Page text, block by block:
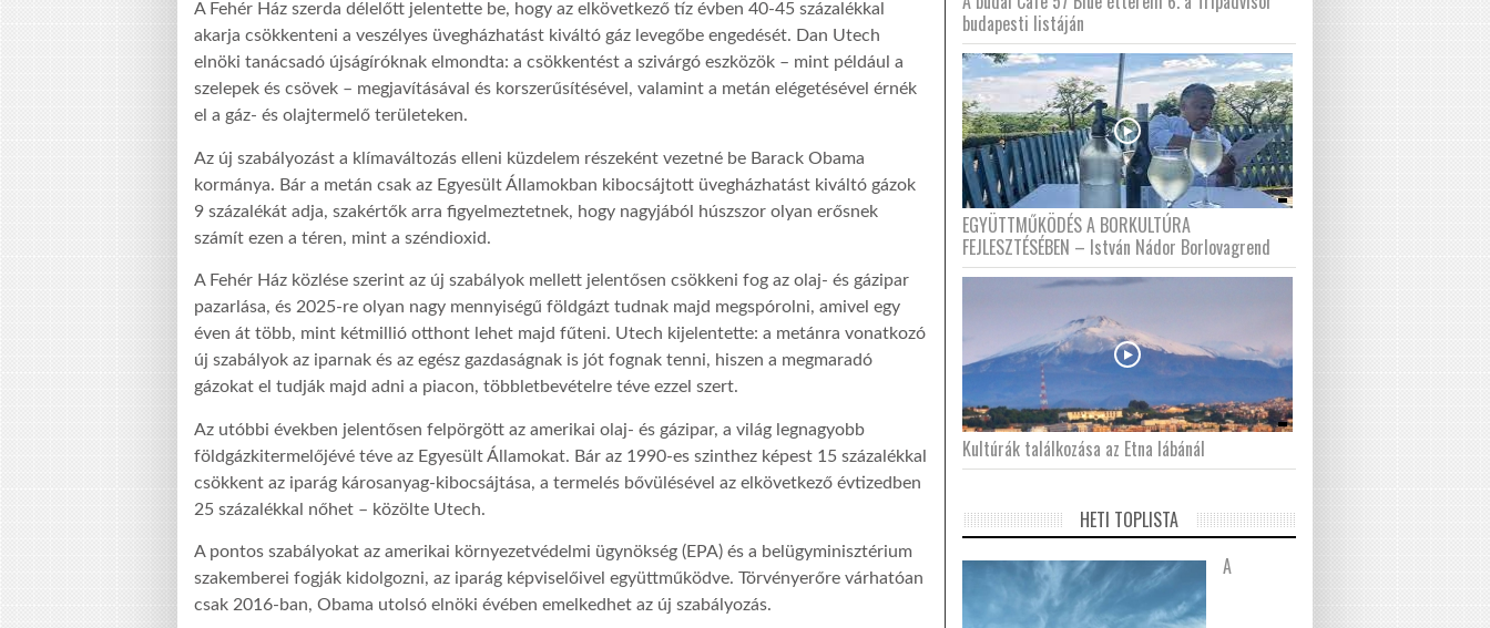
A Fehér Ház szerda délelőtt jelentette be, hogy az elkövetkező tíz évben 40-45 százalékkal
akarja csökkenteni a veszélyes üvegházhatást kiváltó gáz levegőbe engedését. Dan Utech
elnöki tanácsadó újságíróknak elmondta: a csökkentést a szivárgó eszközök – mint például a
szelepek és csövek – megjavításával és korszerűsítésével, valamint a metán elégetésével érnék
el a gáz- és olajtermelő területeken.
Az új szabályozást a klímaváltozás elleni küzdelem részeként vezetné be Barack Obama
kormánya. Bár a metán csak az Egyesült Államokban kibocsájtott üvegházhatást kiváltó gázok
9 százalékát adja, szakértők arra figyelmeztetnek, hogy nagyjából húszszor olyan erősnek
számít ezen a téren, mint a széndioxid.
A Fehér Ház közlése szerint az új szabályok mellett jelentősen csökkeni fog az olaj- és gázipar
pazarlása, és 2025-re olyan nagy mennyiségű földgázt tudnak majd megspórolni, amivel egy
éven át több, mint kétmillió otthont lehet majd fűteni. Utech kijelentette: a metánra vonatkozó
új szabályok az iparnak és az egész gazdaságnak is jót fognak tenni, hiszen a megmaradó
gázokat el tudják majd adni a piacon, többletbevételre téve ezzel szert.
Az utóbbi években jelentősen felpörgött az amerikai olaj- és gázipar, a világ legnagyobb
földgázkitermelőjévé téve az Egyesült Államokat. Bár az 1990-es szinthez képest 15 százalékkal
csökkent az iparág károsanyag-kibocsájtása, a termelés bővülésével az elkövetkező évtizedben
25 százalékkal nőhet – közölte Utech.
A pontos szabályokat az amerikai környezetvédelmi ügynökség (EPA) és a belügyminisztérium
szakemberei fogják kidolgozni, az iparág képviselőivel együttműködve. Törvényerőre várhatóan
csak 2016-ban, Obama utolsó elnöki évében emelkedhet az új szabályozás.
budapesti listáján
EGYÜTTMŰKÖDÉS A BORKULTÚRA
FEJLESZTÉSÉBEN – István Nádor Borlovagrend
Kultúrák találkozása az Etna lábánál
HETI TOPLISTA
A